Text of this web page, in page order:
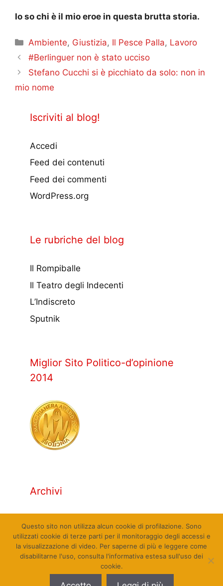
Io so chi è il mio eroe in questa brutta storia.
Categorie
Ambiente, Giustizia, Il Pesce Palla, Lavoro
#Berlinguer non è stato ucciso
Stefano Cucchi si è picchiato da solo: non in
mio nome
Iscriviti al blog!
Accedi
Feed dei contenuti
Feed dei commenti
WordPress.org
Le rubriche del blog
Il Rompiballe
Il Teatro degli Indecenti
L’Indiscreto
Sputnik
Miglior Sito Politico-d’opinione
2014
Archivi
© Qualcosa di Sinistra 2010 - 2026. Tutti i diritti
Questo sito non utilizza alcun cookie di profilazione. Sono
utilizzati cookie di terze parti per il monitoraggio degli accessi e
la visualizzazione di video. Per saperne di più e leggere come
disabilitarne l'uso, consulta l'informativa estesa sull'uso dei
cookie.